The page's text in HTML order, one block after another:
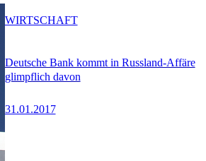
Deutsche Bank kommt in Russland-Affäre
glimpflich davon
31.01.2017
WIRTSCHAFT